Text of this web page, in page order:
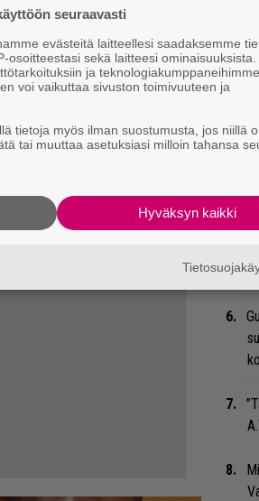
Nappaa
tästä.
seuraavasti
evästeitä laitteellesi saadaksemme
osoitteestasi sekä laitteesi
ja teknologiakumppaneihimme
voi vaikuttaa sivuston toimivuuteen ja
tietoja myös ilman suostumusta, jos niillä
tai muuttaa asetuksiasi milloin tahansa
Hyväksyn kaikki